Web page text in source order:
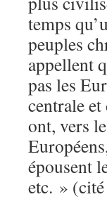
temps
peuples
appellent
pas les
centrale
ont, vers
épousent
etc. »